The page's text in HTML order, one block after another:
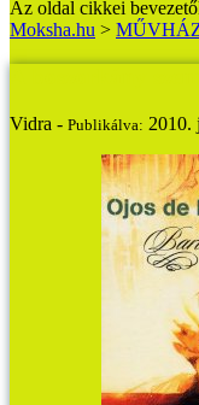
Az oldal cikkei
Moksha.hu >
Vidra - Publikálva: 2010.